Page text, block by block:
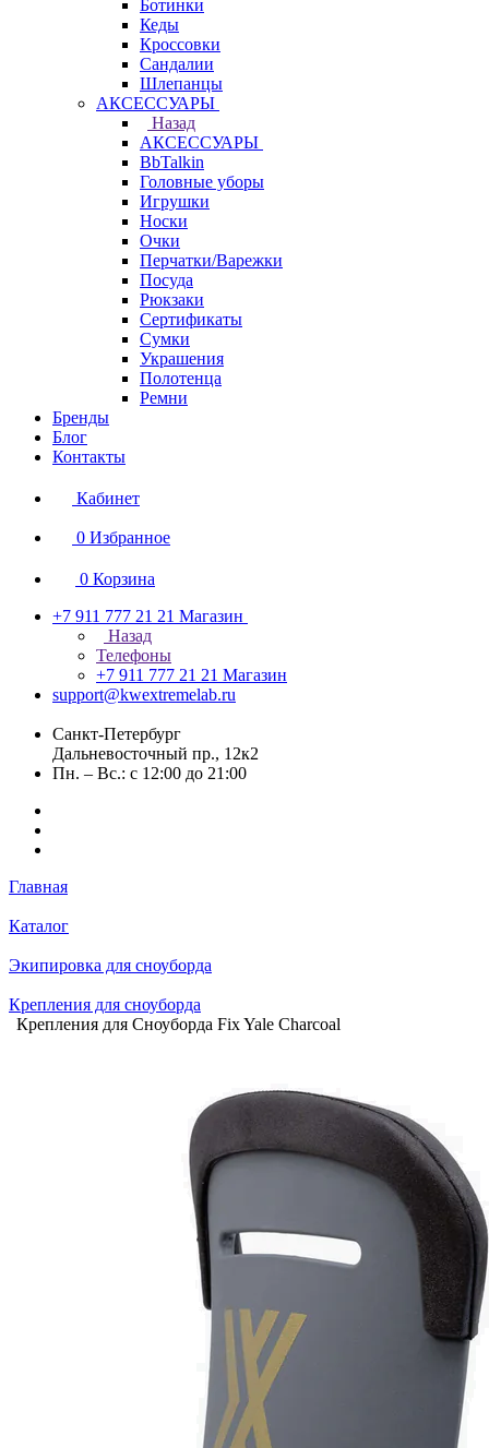
Ботинки
Кеды
Кроссовки
Сандалии
Шлепанцы
АКСЕССУАРЫ
Назад
АКСЕССУАРЫ
BbTalkin
Головные уборы
Игрушки
Носки
Очки
Перчатки/Варежки
Посуда
Рюкзаки
Сертификаты
Сумки
Украшения
Полотенца
Ремни
Бренды
Блог
Контакты
Кабинет
0 Избранное
0 Корзина
+7 911 777 21 21 Магазин
Назад
Телефоны
+7 911 777 21 21 Магазин
support@kwextremelab.ru
Санкт-Петербург
Дальневосточный пр., 12к2
Пн. – Вс.: с 12:00 до 21:00
Главная
Каталог
Экипировка для сноуборда
Крепления для сноуборда
Крепления для Сноуборда Fix Yale Charcoal